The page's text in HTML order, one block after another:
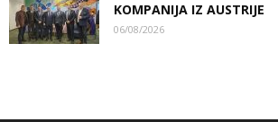
KOMPANIJA IZ AUSTRIJE
06/08/2026